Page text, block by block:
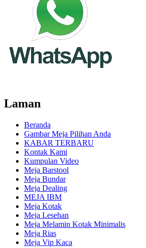
Laman
Beranda
Gambar Meja Pilihan Anda
KABAR TERBARU
Kontak Kami
Kumpulan Video
Meja Barstool
Meja Bundar
Meja Dealing
MEJA IBM
Meja Kotak
Meja Lesehan
Meja Melamin Kotak Minimalis
Meja Rias
Meja Vip Kaca